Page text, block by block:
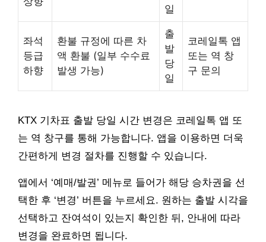
일
좌석
등급
하향
환불 규정에 따른 차
액 환불 (일부 수수료
발생 가능)
출
발
당
일
코레일톡 앱
또는 역 창
구 문의
KTX 기차표 출발 당일 시간 변경은 코레일톡 앱 또
는 역 창구를 통해 가능합니다. 앱을 이용하면 더욱
간편하게 변경 절차를 진행할 수 있습니다.
앱에서 ‘예매/발권’ 메뉴로 들어가 해당 승차권을 선
택한 후 ‘변경’ 버튼을 누르세요. 원하는 출발 시각을
선택하고 잔여석이 있는지 확인한 뒤, 안내에 따라
변경을 완료하면 됩니다.